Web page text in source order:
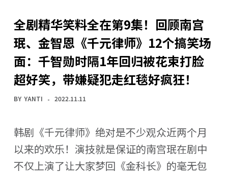
全剧精华笑料全在第9集！回顾南宫
珉、金智恩《千元律师》12个搞笑场
面：千智勋时隔1年回归被花束打脸
超好笑，带嫌疑犯走红毯好疯狂！
BY YANTI 2022.11.11
韩剧《千元律师》绝对是不少观众近两个月
以来的欢乐！演技就是保证的南宫珉在剧中
不仅上演了让大家梦回《金科长》的毫无包